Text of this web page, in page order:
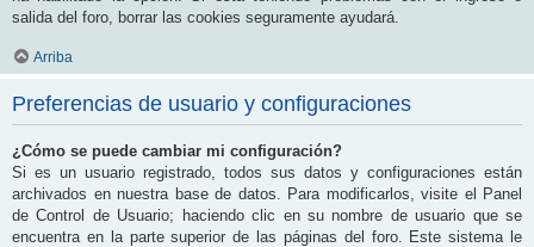
salida del foro, borrar las cookies seguramente ayudará.
Arriba
Preferencias de usuario y configuraciones
¿Cómo se puede cambiar mi configuración?
Si es un usuario registrado, todos sus datos y configuraciones están
archivados en nuestra base de datos. Para modificarlos, visite el Panel
de Control de Usuario; haciendo clic en su nombre de usuario que se
encuentra en la parte superior de las páginas del foro. Este sistema le